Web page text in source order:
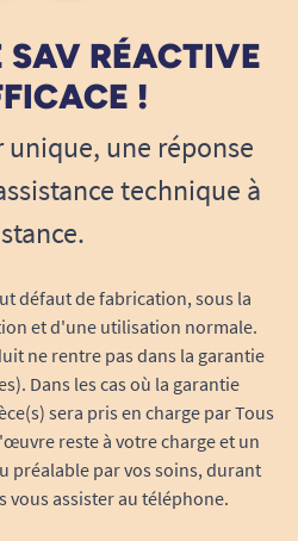
SAV RÉACTIVE
!
une réponse
technique à
défaut de fabrication, sous la
et d'une utilisation normale.
ne rentre pas dans la garantie
Dans les cas où la garantie
sera pris en charge par Tous
reste à votre charge et un
préalable par vos soins, durant
assister au téléphone.